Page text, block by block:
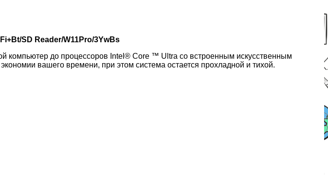
SD Reader/W11Pro/3YwBs
компьютер до процессоров Intel® Core ™ Ultra со встроенным искусственным
вашего времени, при этом система остается прохладной и тихой.